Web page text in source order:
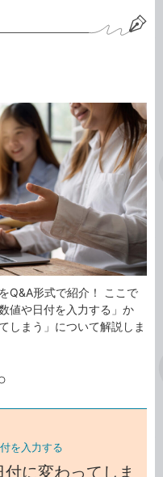
Q&A形式で紹介！ ここで
値や日付を入力する」か
しまう」について解説しま
を入力する
に変わってしま